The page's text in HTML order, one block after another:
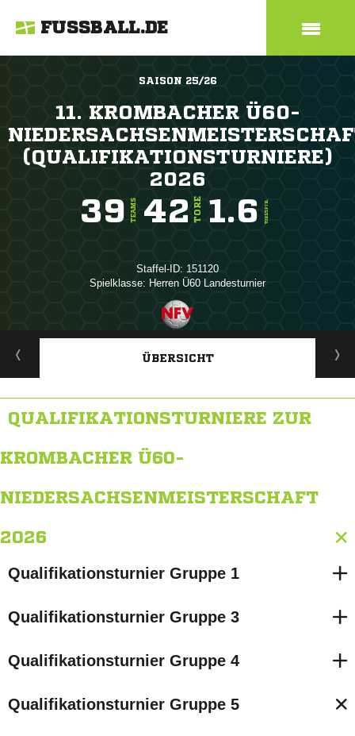
FUSSBALL.DE
SAISON 25/26
11. KROMBACHER Ü60-
(QUALIFIKATIONSTURNIERE)
2026
39 TEAMS 42 TORE 1.6 TORE/SPIEL
Staffel-ID: 151120
Spielklasse: Herren Ü60 Landesturnier
ANZEIGE
ÜBERSICHT
QUALIFIKATIONSTURNIERE ZUR
KROMBACHER Ü60-
NIEDERSACHSENMEISTERSCHAFT
2026
Qualifikationsturnier Gruppe 1
Qualifikationsturnier Gruppe 3
Qualifikationsturnier Gruppe 4
Qualifikationsturnier Gruppe 5